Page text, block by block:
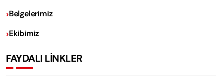
Belgelerimiz
Ekibimiz
FAYDALI LİNKLER